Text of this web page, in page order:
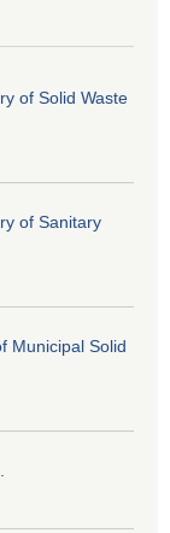
of Solid Waste
of Sanitary
Municipal Solid